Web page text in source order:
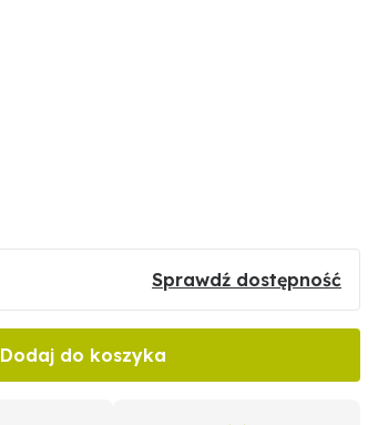
Sprawdź dostępność
Dodaj do koszyka